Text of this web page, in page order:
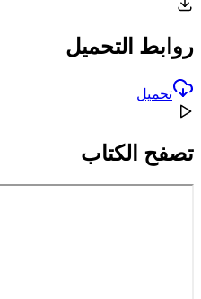
روابط التحميل
تحميل
تصفح الكتاب